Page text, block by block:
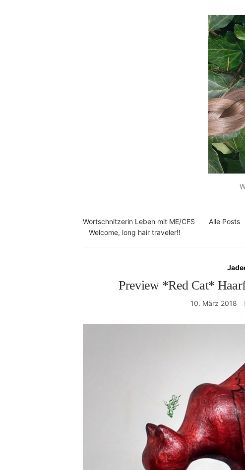
Wortschnitzerin Leben mit ME/CFS Alle Posts
Welcome, long hair traveler!!
Preview *Red Cat*
10. März 2018